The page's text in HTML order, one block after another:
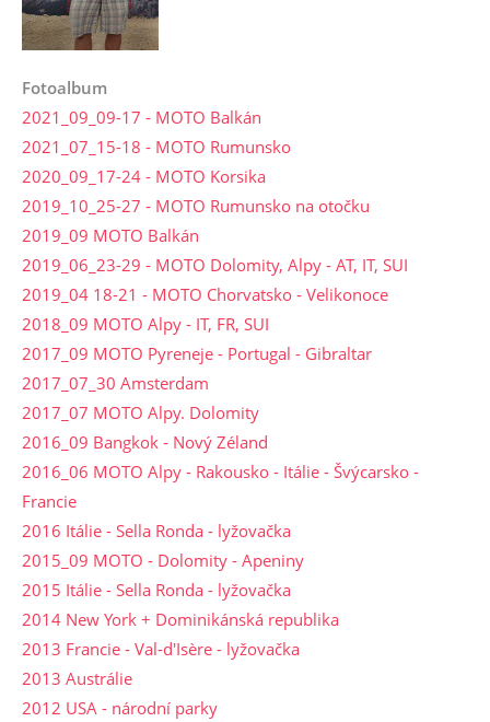
Fotoalbum
2021_09_09-17 - MOTO Balkán
2021_07_15-18 - MOTO Rumunsko
2020_09_17-24 - MOTO Korsika
2019_10_25-27 - MOTO Rumunsko na otočku
2019_09 MOTO Balkán
2019_06_23-29 - MOTO Dolomity, Alpy - AT, IT, SUI
2019_04 18-21 - MOTO Chorvatsko - Velikonoce
2018_09 MOTO Alpy - IT, FR, SUI
2017_09 MOTO Pyreneje - Portugal - Gibraltar
2017_07_30 Amsterdam
2017_07 MOTO Alpy. Dolomity
2016_09 Bangkok - Nový Zéland
2016_06 MOTO Alpy - Rakousko - Itálie - Švýcarsko -
Francie
2016 Itálie - Sella Ronda - lyžovačka
2015_09 MOTO - Dolomity - Apeniny
2015 Itálie - Sella Ronda - lyžovačka
2014 New York + Dominikánská republika
2013 Francie - Val-d'Isère - lyžovačka
2013 Austrálie
2012 USA - národní parky